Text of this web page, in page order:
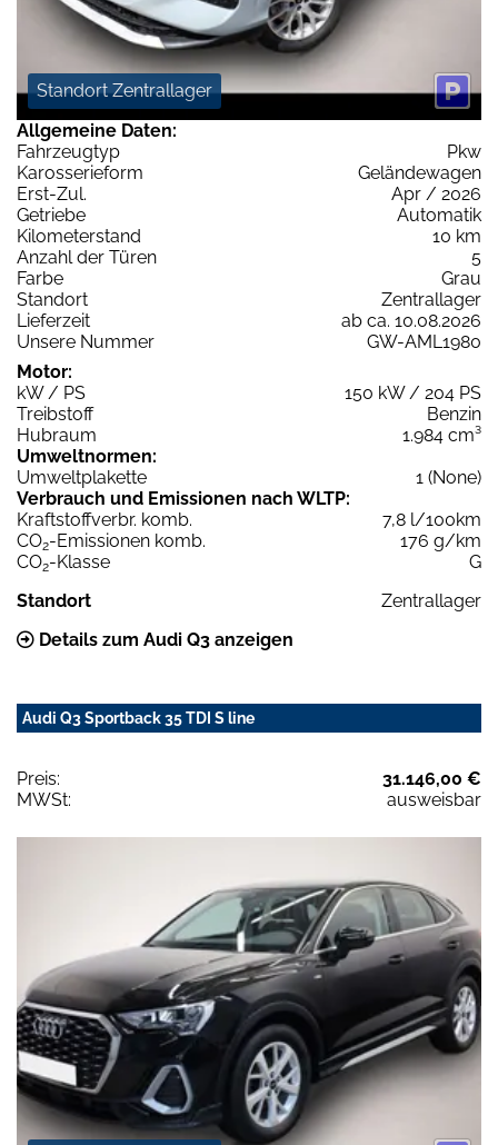
Standort Zentrallager
Allgemeine Daten:
Fahrzeugtyp
Pkw
Karosserieform
Geländewagen
Erst-Zul.
Apr / 2026
Getriebe
Automatik
Kilometerstand
10 km
Anzahl der Türen
5
Farbe
Grau
Standort
Zentrallager
Lieferzeit
ab ca. 10.08.2026
Unsere Nummer
GW-AML1980
Motor:
kW / PS
150 kW / 204 PS
Treibstoff
Benzin
Hubraum
1.984 cm³
Umweltnormen:
Umweltplakette
1 (None)
Verbrauch und Emissionen nach WLTP:
Kraftstoffverbr. komb.
7,8 l/100km
CO2-Emissionen komb.
176 g/km
CO2-Klasse
G
Standort
Zentrallager
Details zum Audi Q3 anzeigen
Audi Q3 Sportback 35 TDI S line
Preis:
31.146,00 €
MWSt:
ausweisbar